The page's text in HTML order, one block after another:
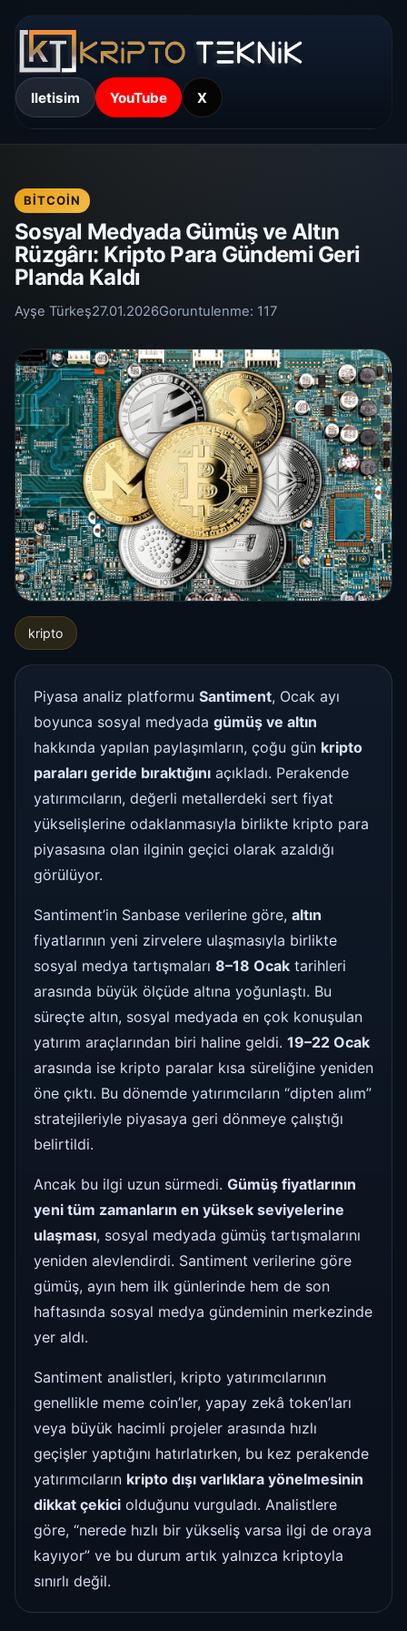
Iletisim YouTube X
BITCOIN
Sosyal Medyada Gümüş ve Altın
Rüzgârı: Kripto Para Gündemi Geri
Planda Kaldı
Ayşe Türkeş27.01.2026Goruntulenme: 117
kripto
Piyasa analiz platformu Santiment, Ocak ayı
boyunca sosyal medyada gümüş ve altın
hakkında yapılan paylaşımların, çoğu gün kripto
paraları geride bıraktığını açıkladı. Perakende
yatırımcıların, değerli metallerdeki sert fiyat
yükselişlerine odaklanmasıyla birlikte kripto para
piyasasına olan ilginin geçici olarak azaldığı
görülüyor.
Santiment’in Sanbase verilerine göre, altın
fiyatlarının yeni zirvelere ulaşmasıyla birlikte
sosyal medya tartışmaları 8–18 Ocak tarihleri
arasında büyük ölçüde altına yoğunlaştı. Bu
süreçte altın, sosyal medyada en çok konuşulan
yatırım araçlarından biri haline geldi. 19–22 Ocak
arasında ise kripto paralar kısa süreliğine yeniden
öne çıktı. Bu dönemde yatırımcıların “dipten alım”
stratejileriyle piyasaya geri dönmeye çalıştığı
belirtildi.
Ancak bu ilgi uzun sürmedi. Gümüş fiyatlarının
yeni tüm zamanların en yüksek seviyelerine
ulaşması, sosyal medyada gümüş tartışmalarını
yeniden alevlendirdi. Santiment verilerine göre
gümüş, ayın hem ilk günlerinde hem de son
haftasında sosyal medya gündeminin merkezinde
yer aldı.
Santiment analistleri, kripto yatırımcılarının
genellikle meme coin’ler, yapay zekâ token’ları
veya büyük hacimli projeler arasında hızlı
geçişler yaptığını hatırlatırken, bu kez perakende
yatırımcıların kripto dışı varlıklara yönelmesinin
dikkat çekici olduğunu vurguladı. Analistlere
göre, “nerede hızlı bir yükseliş varsa ilgi de oraya
kayıyor” ve bu durum artık yalnızca kriptoyla
sınırlı değil.